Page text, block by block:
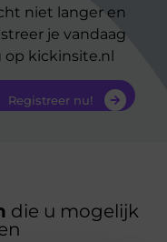
niet langer en
je vandaag
op kickinsite.nl
Registreer nu!
die u mogelijk